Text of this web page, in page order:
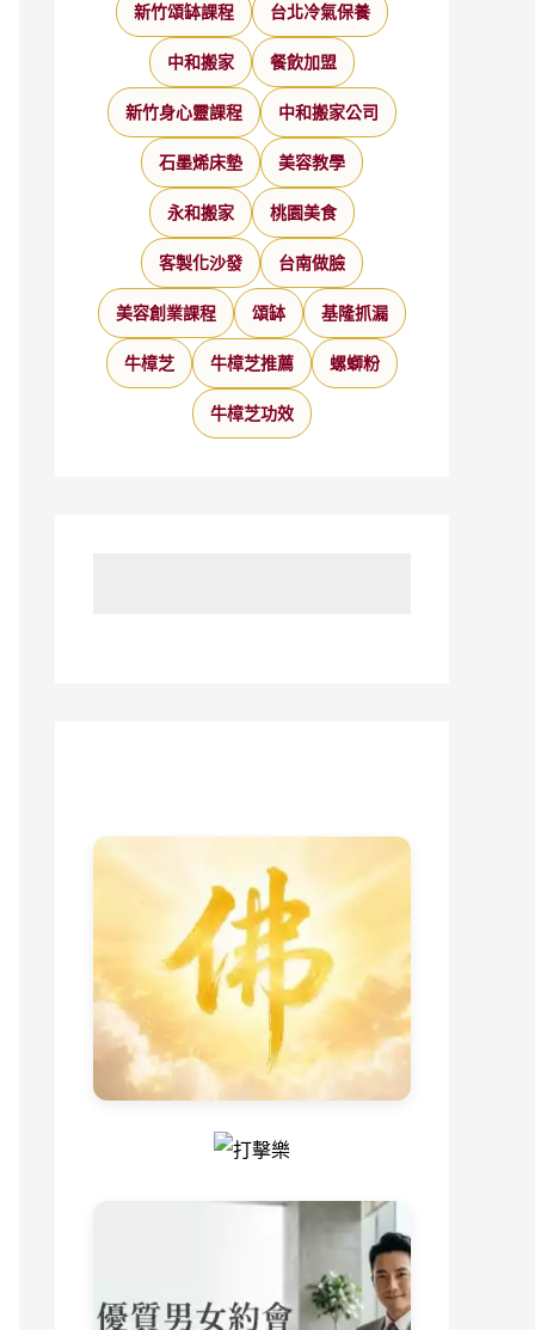
新竹頌缽課程 台北冷氣保養
中和搬家 餐飲加盟
新竹身心靈課程 中和搬家公司
石墨烯床墊 美容教學
永和搬家 桃園美食
客製化沙發 台南做臉
美容創業課程 頌缽 基隆抓漏
牛樟芝 牛樟芝推薦 螺螄粉
牛樟芝功效